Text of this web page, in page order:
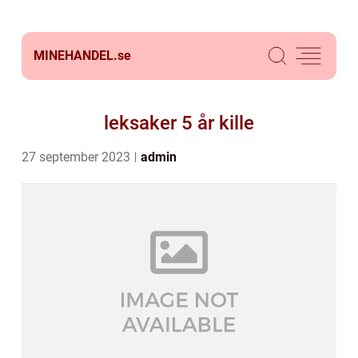
MINEHANDEL.se
leksaker 5 år kille
27 september 2023 admin